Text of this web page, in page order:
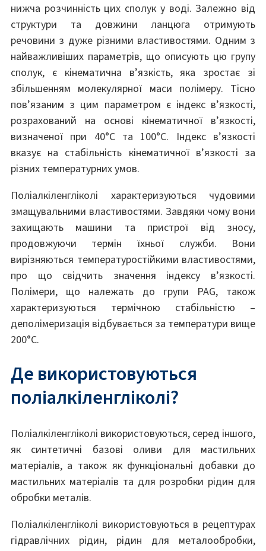
нижча розчинність цих сполук у воді. Залежно від
структури та довжини ланцюга отримують
речовини з дуже різними властивостями. Одним з
найважливіших параметрів, що описують цю групу
сполук, є кінематична в’язкість, яка зростає зі
збільшенням молекулярної маси полімеру. Тісно
пов’язаним з цим параметром є індекс в’язкості,
розрахований на основі кінематичної в’язкості,
визначеної при 40°C та 100°C. Індекс в’язкості
вказує на стабільність кінематичної в’язкості за
різних температурних умов.
Поліалкіленгліколі характеризуються чудовими
змащувальними властивостями. Завдяки чому вони
захищають машини та пристрої від зносу,
продовжуючи термін їхньої служби. Вони
вирізняються температуростійкими властивостями,
про що свідчить значення індексу в’язкості.
Полімери, що належать до групи PAG, також
характеризуються термічною стабільністю –
деполімеризація відбувається за температури вище
200°C.
Де використовуються
поліалкіленгліколі?
Поліалкіленгліколі використовуються, серед іншого,
як синтетичні базові оливи для мастильних
матеріалів, а також як функціональні добавки до
мастильних матеріалів та для розробки рідин для
обробки металів.
Поліалкіленгліколі використовуються в рецептурах
гідравлічних рідин, рідин для металообробки,